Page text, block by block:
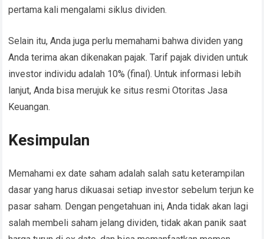
pertama kali mengalami siklus dividen.
Selain itu, Anda juga perlu memahami bahwa dividen yang
Anda terima akan dikenakan pajak. Tarif pajak dividen untuk
investor individu adalah 10% (final). Untuk informasi lebih
lanjut, Anda bisa merujuk ke situs resmi Otoritas Jasa
Keuangan.
Kesimpulan
Memahami ex date saham adalah salah satu keterampilan
dasar yang harus dikuasai setiap investor sebelum terjun ke
pasar saham. Dengan pengetahuan ini, Anda tidak akan lagi
salah membeli saham jelang dividen, tidak akan panik saat